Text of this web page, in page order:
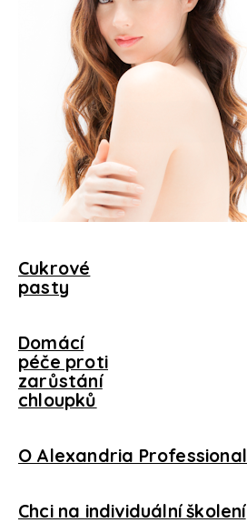
Cukrové
pasty
Domácí
péče proti
zarůstání
chloupků
O Alexandria Professional
Chci na individuální školení